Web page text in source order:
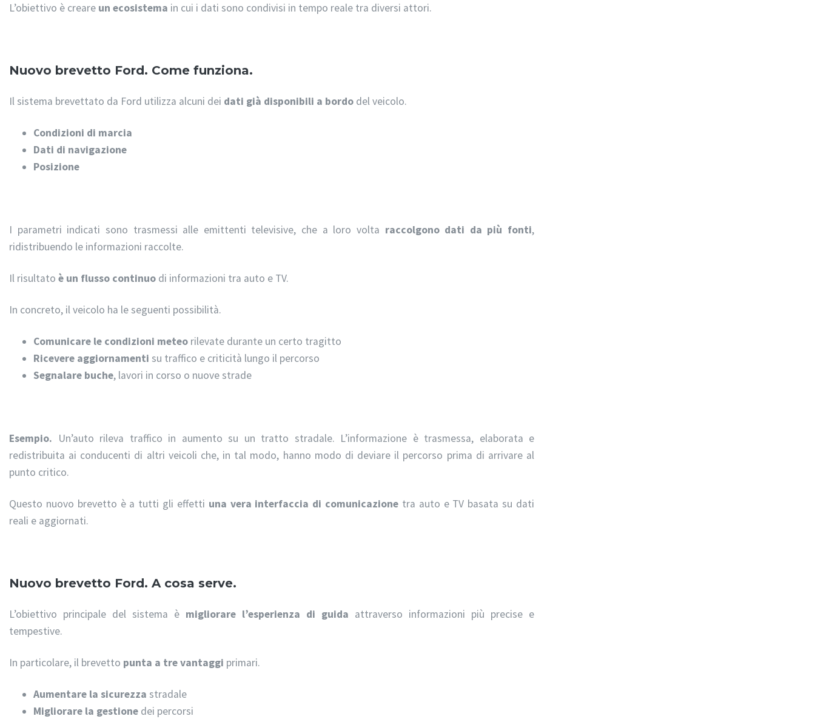
L’obiettivo è creare un ecosistema in cui i dati sono condivisi in tempo reale tra diversi attori.
Nuovo brevetto Ford. Come funziona.
Il sistema brevettato da Ford utilizza alcuni dei dati già disponibili a bordo del veicolo.
Condizioni di marcia
Dati di navigazione
Posizione
I parametri indicati sono trasmessi alle emittenti televisive, che a loro volta raccolgono dati da più fonti,
ridistribuendo le informazioni raccolte.
Il risultato è un flusso continuo di informazioni tra auto e TV.
In concreto, il veicolo ha le seguenti possibilità.
Comunicare le condizioni meteo rilevate durante un certo tragitto
Ricevere aggiornamenti su traffico e criticità lungo il percorso
Segnalare buche, lavori in corso o nuove strade
Esempio. Un’auto rileva traffico in aumento su un tratto stradale. L’informazione è trasmessa, elaborata e
redistribuita ai conducenti di altri veicoli che, in tal modo, hanno modo di deviare il percorso prima di arrivare al
punto critico.
Questo nuovo brevetto è a tutti gli effetti una vera interfaccia di comunicazione tra auto e TV basata su dati
reali e aggiornati.
Nuovo brevetto Ford. A cosa serve.
L’obiettivo principale del sistema è migliorare l’esperienza di guida attraverso informazioni più precise e
tempestive.
In particolare, il brevetto punta a tre vantaggi primari.
Aumentare la sicurezza stradale
Migliorare la gestione dei percorsi